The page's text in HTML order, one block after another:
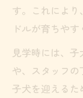
す。これによ
ドルが育ちやす
見学時には、
や、スタッフ
子犬を迎える